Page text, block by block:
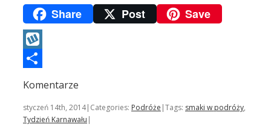
Share Post Save
Wykop
Komentarze
styczeń 14th, 2014| Categories: Podróże |Tags: smaki w podróży,
Tydzień Karnawału |